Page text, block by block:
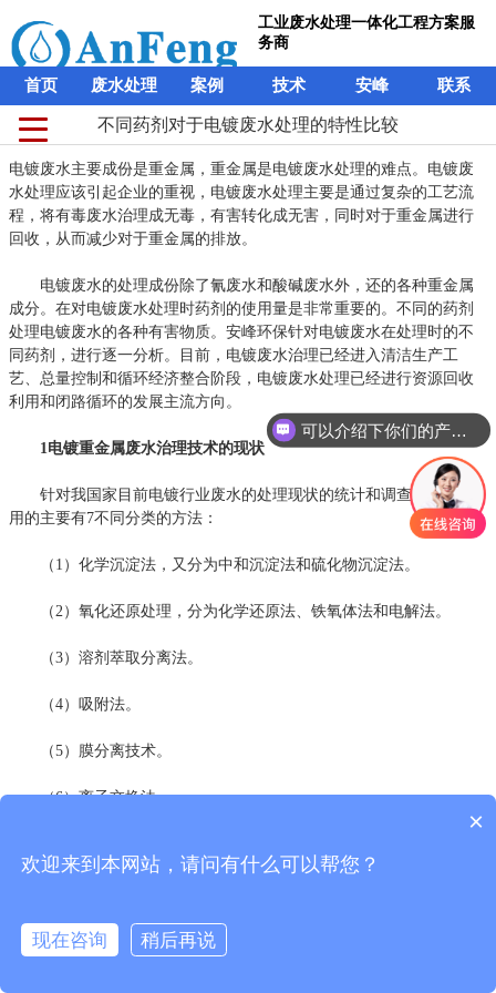
工业废水处理一体化工程方案服
务商
首页 废水处理 案例 技术 安峰 联系
不同药剂对于电镀废水处理的特性比较
电镀废水主要成份是重金属，重金属是电镀废水处理的难点。电镀废
水处理应该引起企业的重视，电镀废水处理主要是通过复杂的工艺流
程，将有毒废水治理成无毒，有害转化成无害，同时对于重金属进行
回收，从而减少对于重金属的排放。
电镀废水的处理成份除了氰废水和酸碱废水外，还的各种重金属
成分。在对电镀废水处理时药剂的使用量是非常重要的。不同的药剂
处理电镀废水的各种有害物质。安峰环保针对电镀废水在处理时的不
同药剂，进行逐一分析。目前，电镀废水治理已经进入清洁生产工
艺、总量控制和循环经济整合阶段，电镀废水处理已经进行资源回收
利用和闭路循环的发展主流方向。
1电镀重金属废水治理技术的现状
针对我国家目前电镀行业废水的处理现状的统计和调查，广泛采
用的主要有7不同分类的方法：
（1）化学沉淀法，又分为中和沉淀法和硫化物沉淀法。
（2）氧化还原处理，分为化学还原法、铁氧体法和电解法。
（3）溶剂萃取分离法。
（4）吸附法。
（5）膜分离技术。
（6）离子交换法。
法、植物修复法。
2传统电镀废水处理方法的弊端
可以介绍下你们的产品么？
×
欢迎来到本网站，请问有什么可以帮您？
现在咨询 稍后再说